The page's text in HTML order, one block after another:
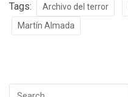
Tags: Archivo del terror
Martín Almada
Search